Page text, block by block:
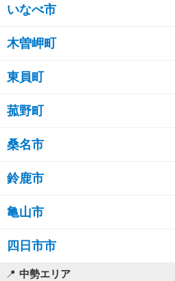
いなべ市
木曽岬町
東員町
菰野町
桑名市
鈴鹿市
亀山市
四日市市
中勢エリア